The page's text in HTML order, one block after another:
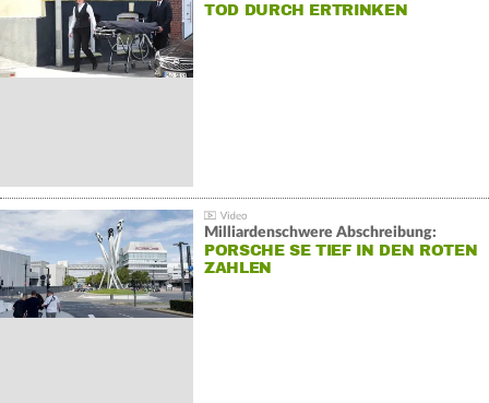
TOD DURCH ERTRINKEN
Milliardenschwere Abschreibung:
PORSCHE SE TIEF IN DEN ROTEN
ZAHLEN